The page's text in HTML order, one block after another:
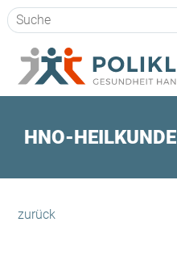
Suchbegriffe
HNO-HEILKUNDE
zurück